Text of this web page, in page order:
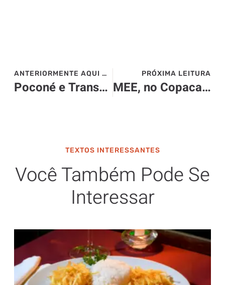
ANTERIORMENTE AQUI NO SITE>>>
Poconé e Transpantaneira: um mergulho autêntico no coração do Pantanal
PRÓXIMA LEITURA
MEE, no Copacabana Palace, apresenta menu degustação de inverno
TEXTOS INTERESSANTES
Você Também Pode Se
Interessar